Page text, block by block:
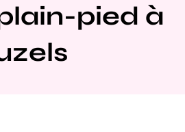
pied à